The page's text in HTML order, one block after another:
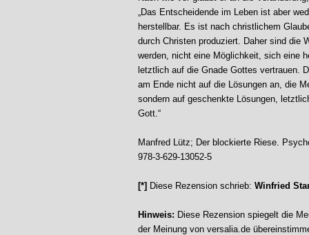
„Das Entscheidende im Leben ist aber
herstellbar. Es ist nach christlichem
durch Christen produziert. Daher sind die
werden, nicht eine Möglichkeit, sich eine
letztlich auf die Gnade Gottes vertrauen.
am Ende nicht auf die Lösungen an, die
sondern auf geschenkte Lösungen,
Gott.“
Manfred Lütz; Der blockierte Riese.
978-3-629-13052-5
[*] Diese Rezension schrieb: Winfried
Hinweis: Diese Rezension spiegelt die
der Meinung von versalia.de